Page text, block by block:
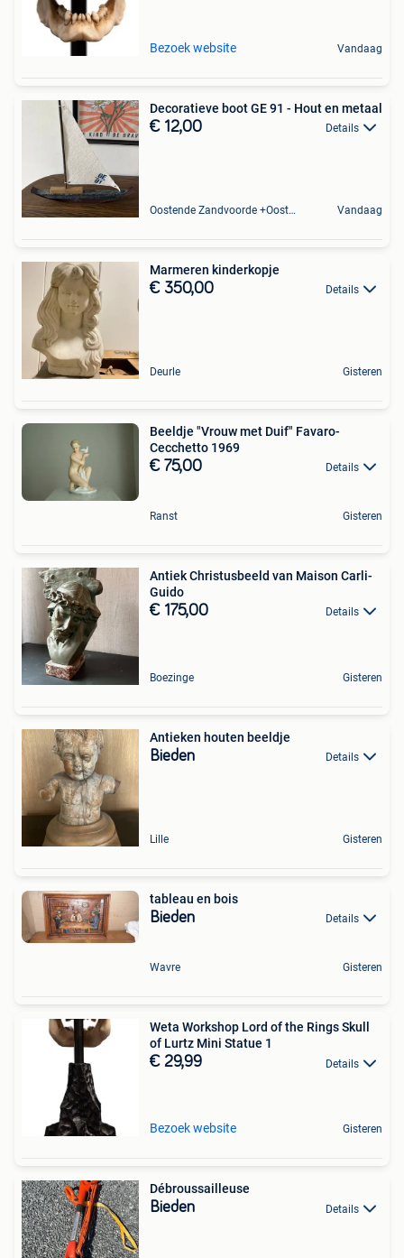
Bezoek website Vandaag
Decoratieve boot GE 91 - Hout en metaal
€ 12,00 Details
Oostende Zandvoorde +Oostende Vandaag
Marmeren kinderkopje
€ 350,00 Details
Deurle Gisteren
Beeldje "Vrouw met Duif" Favaro-
Cecchetto 1969
€ 75,00 Details
Ranst Gisteren
Antiek Christusbeeld van Maison Carli-
Guido
€ 175,00 Details
Boezinge Gisteren
Antieken houten beeldje
Bieden Details
Lille Gisteren
tableau en bois
Bieden Details
Wavre Gisteren
Weta Workshop Lord of the Rings Skull
of Lurtz Mini Statue 1
€ 29,99 Details
Bezoek website Gisteren
Débroussailleuse
Bieden Details